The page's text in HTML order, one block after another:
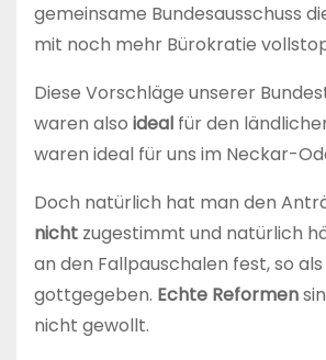
gemeinsame Bundesausschuss
mit noch mehr Bürokratie
Diese Vorschläge unserer
waren also ideal für den
waren ideal für uns im Neckar-
Doch natürlich hat man den
nicht zugestimmt und natürlich
an den Fallpauschalen fest, so
gottgegeben. Echte Reformen
nicht gewollt.